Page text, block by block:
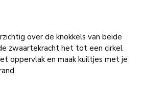
over de knokkels van beide
zwaartekracht het tot een cirkel
oppervlak en maak kuiltjes met je